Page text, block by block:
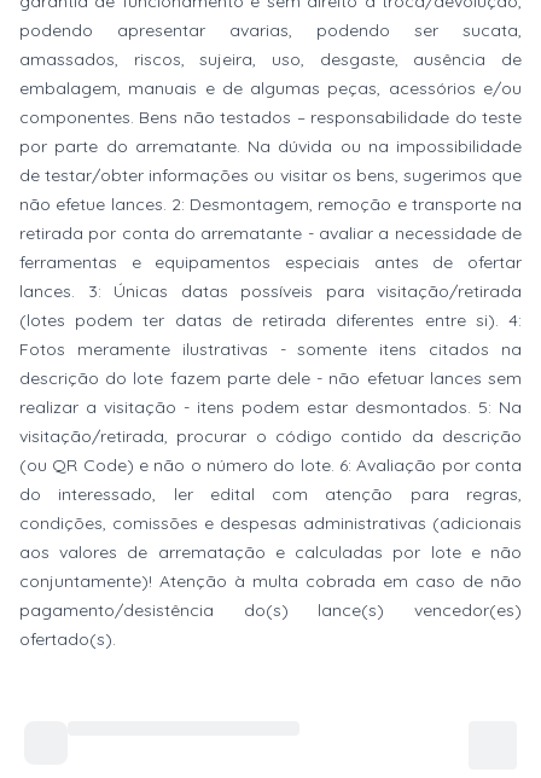
podendo apresentar avarias, podendo ser sucata,
amassados, riscos, sujeira, uso, desgaste, ausência de
embalagem, manuais e de algumas peças, acessórios e/ou
componentes. Bens não testados – responsabilidade do teste
por parte do arrematante. Na dúvida ou na impossibilidade
de testar/obter informações ou visitar os bens, sugerimos que
não efetue lances. 2: Desmontagem, remoção e transporte na
retirada por conta do arrematante - avaliar a necessidade de
ferramentas e equipamentos especiais antes de ofertar
lances. 3: Únicas datas possíveis para visitação/retirada
(lotes podem ter datas de retirada diferentes entre si). 4:
Fotos meramente ilustrativas - somente itens citados na
descrição do lote fazem parte dele - não efetuar lances sem
realizar a visitação - itens podem estar desmontados. 5: Na
visitação/retirada, procurar o código contido da descrição
(ou QR Code) e não o número do lote. 6: Avaliação por conta
do interessado, ler edital com atenção para regras,
condições, comissões e despesas administrativas (adicionais
aos valores de arrematação e calculadas por lote e não
conjuntamente)! Atenção à multa cobrada em caso de não
pagamento/desistência do(s) lance(s) vencedor(es)
ofertado(s).